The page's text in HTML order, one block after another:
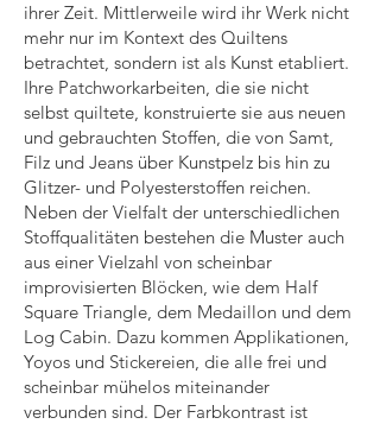
ihrer Zeit. Mittlerweile wird ihr Werk nicht
mehr nur im Kontext des Quiltens
betrachtet, sondern ist als Kunst etabliert.
Ihre Patchworkarbeiten, die sie nicht
selbst quiltete, konstruierte sie aus neuen
und gebrauchten Stoffen, die von Samt,
Filz und Jeans über Kunstpelz bis hin zu
Glitzer- und Polyesterstoffen reichen.
Neben der Vielfalt der unterschiedlichen
Stoffqualitäten bestehen die Muster auch
aus einer Vielzahl von scheinbar
improvisierten Blöcken, wie dem Half
Square Triangle, dem Medaillon und dem
Log Cabin. Dazu kommen Applikationen,
Yoyos und Stickereien, die alle frei und
scheinbar mühelos miteinander
verbunden sind. Der Farbkontrast ist